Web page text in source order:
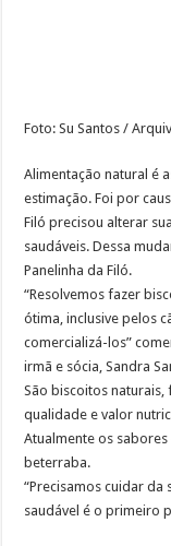
Em SP, DEPA –
Foto: Su Santos /
Alimentação natural é
estimação. Foi por
Filó precisou alterar
saudáveis. Dessa
Panelinha da Filó.
“Resolvemos fazer
ótima, inclusive pelos
comercializá-los”
irmã e sócia, Sandra
São biscoitos
qualidade e valor
Atualmente os
beterraba.
“Precisamos cuidar da
saudável é o primeiro